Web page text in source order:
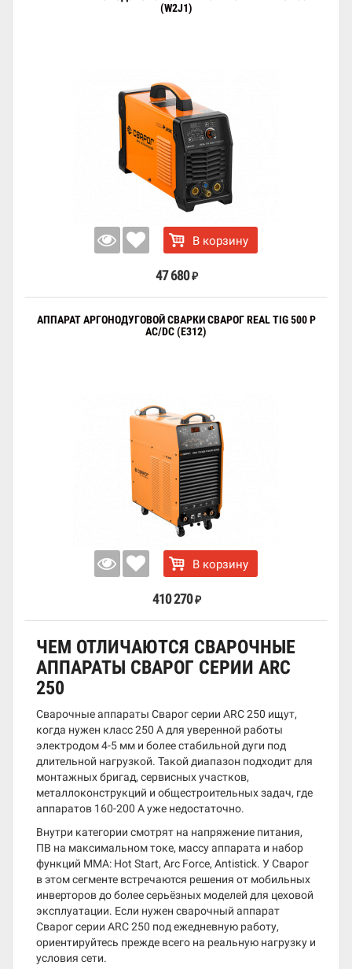
(W2J1)
В корзину
47 680 ₽
АППАРАТ АРГОНОДУГОВОЙ СВАРКИ СВАРОГ REAL TIG 500 P
AC/DC (Е312)
В корзину
410 270 ₽
ЧЕМ ОТЛИЧАЮТСЯ СВАРОЧНЫЕ
АППАРАТЫ СВАРОГ СЕРИИ ARC
250
Сварочные аппараты Сварог серии ARC 250 ищут,
когда нужен класс 250 А для уверенной работы
электродом 4-5 мм и более стабильной дуги под
длительной нагрузкой. Такой диапазон подходит для
монтажных бригад, сервисных участков,
металлоконструкций и общестроительных задач, где
аппаратов 160-200 А уже недостаточно.
Внутри категории смотрят на напряжение питания,
ПВ на максимальном токе, массу аппарата и набор
функций MMA: Hot Start, Arc Force, Antistick. У Сварог
в этом сегменте встречаются решения от мобильных
инверторов до более серьёзных моделей для цеховой
эксплуатации. Если нужен сварочный аппарат
Сварог серии ARC 250 под ежедневную работу,
ориентируйтесь прежде всего на реальную нагрузку и
условия сети.